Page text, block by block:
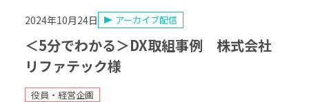
2024年10月24日 アーカイブ配信
＜5分でわかる＞DX取組事例 株式会社
リファテック様
役員・経営企画